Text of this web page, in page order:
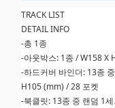
TRACK LIST
DETAIL INFO
-총 1종
-아웃박스: 1종 / W158 X
-하드커버 바인더: 13종
H105 (mm) / 28 포켓
-북클릿: 13종 중 랜덤 1